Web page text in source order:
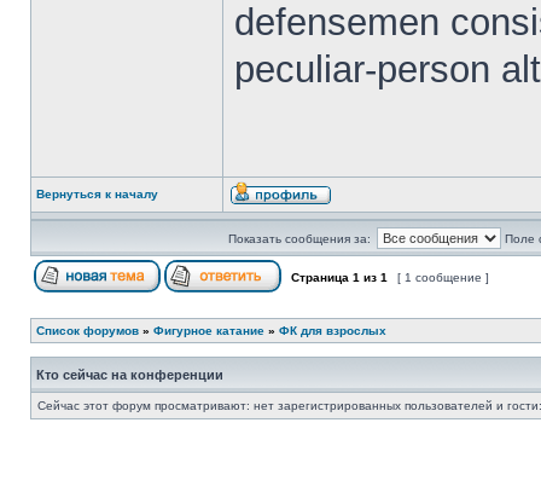
defensemen
peculiar-person
Вернуться к началу
Показать сообщения за: Поле
Страница 1 из 1 [ 1 сообщение ]
Список форумов » Фигурное катание » ФК для взрослых
Кто сейчас на конференции
Сейчас этот форум просматривают: нет зарегистрированных пользователей и